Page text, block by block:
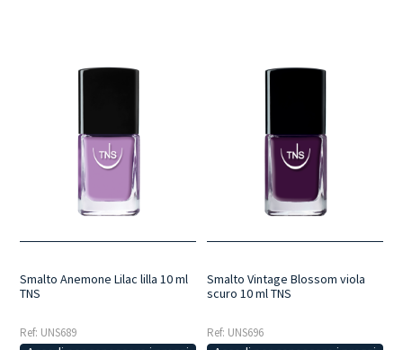
Smalto Anemone Lilac lilla 10 ml
TNS
Ref: UNS689
Smalto Vintage Blossom viola
scuro 10 ml TNS
Ref: UNS696